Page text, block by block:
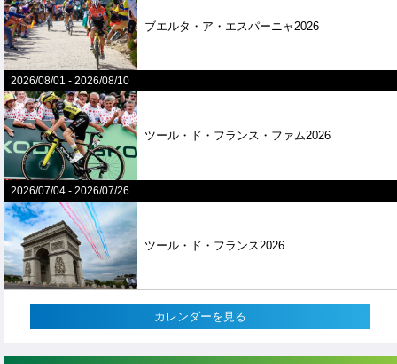
ブエルタ・ア・エスパーニャ2026
2026/08/01 -2026/08/10
ツール・ド・フランス・ファム2026
2026/07/04 -2026/07/26
ツール・ド・フランス2026
カレンダーを見る